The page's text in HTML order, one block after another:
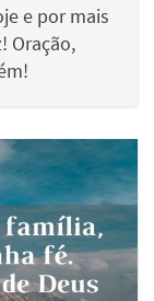
e por mais
Oração,